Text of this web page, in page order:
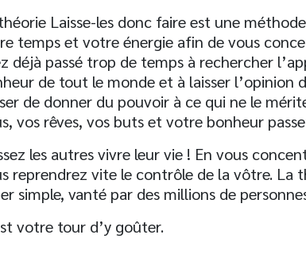
Laisse-les donc faire est une
temps et votre énergie afin de vous
déjà passé trop de temps à rechercher
de tout le monde et à laisser l’opinion
de donner du pouvoir à ce qui ne le
vos rêves, vos buts et votre bonheur
les autres vivre leur vie ! En vous
reprendrez vite le contrôle de la vôtre. La
simple, vanté par des millions de
votre tour d’y goûter.